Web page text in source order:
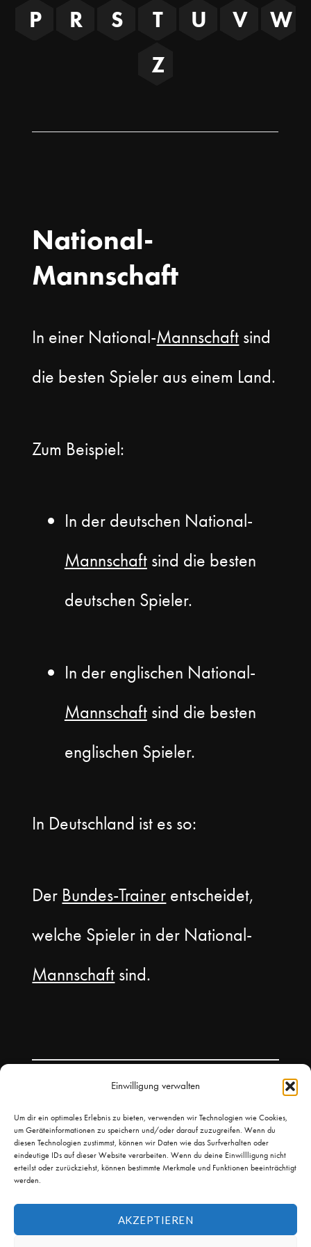
Einwilligung verwalten
Um dir ein optimales Erlebnis zu bieten, verwenden wir Technologien wie Cookies,
um Geräteinformationen zu speichern und/oder darauf zuzugreifen. Wenn du
diesen Technologien zustimmst, können wir Daten wie das Surfverhalten oder
eindeutige IDs auf dieser Website verarbeiten. Wenn du deine Einwillligung nicht
erteilst oder zurückziehst, können bestimmte Merkmale und Funktionen beeinträchtigt
werden.
AKZEPTIEREN
P
R S T U V
W
Z
National-
Mannschaft
In einer National-Mannschaft sind
die besten Spieler aus einem Land.
Zum Beispiel:
In der deutschen National-
Mannschaftsind die besten
deutschen Spieler.
In der englischen National-
Mannschaftsind die besten
englischen Spieler.
In Deutschland ist es so:
Der Bundes-Trainer entscheidet,
welche Spieler in der National-
Mannschaft sind.